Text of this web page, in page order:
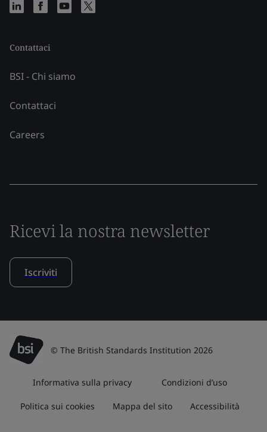
Contattaci
BSI - Chi siamo
Contattaci
Careers
Ricevi la nostra newsletter
Iscriviti
© The British Standards Institution 2026
Informativa sulla privacy Condizioni d’uso
Politica sui cookies Mappa del sito Accessibilità